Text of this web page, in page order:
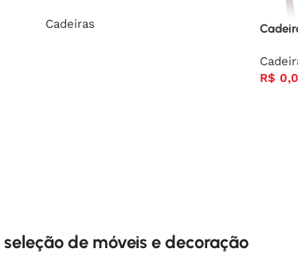
Cadeiras
R$
de móveis e decoração